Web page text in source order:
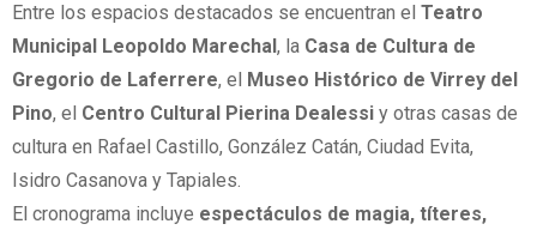
Entre los espacios destacados se encuentran el Teatro
Municipal Leopoldo Marechal , la Casa de Cultura de
Gregorio de Laferrere, el
Museo Histórico de Virrey del
Pino, el Centro Cultural Pierina Dealessi y otras casas de
cultura en Rafael Castillo, González Catán, Ciudad Evita,
Isidro Casanova y Tapiales.
El cronograma incluye espectáculos de magia, títeres,